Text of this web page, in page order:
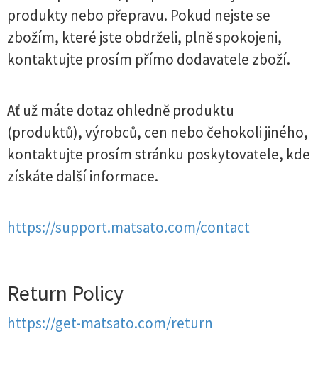
produkty nebo přepravu. Pokud nejste se
zbožím, které jste obdrželi, plně spokojeni,
kontaktujte prosím přímo dodavatele zboží.
Ať už máte dotaz ohledně produktu
(produktů), výrobců, cen nebo čehokoli jiného, ​​
kontaktujte prosím stránku poskytovatele, kde
získáte další informace.
https://support.matsato.com/contact
Return Policy
https://get-matsato.com/return